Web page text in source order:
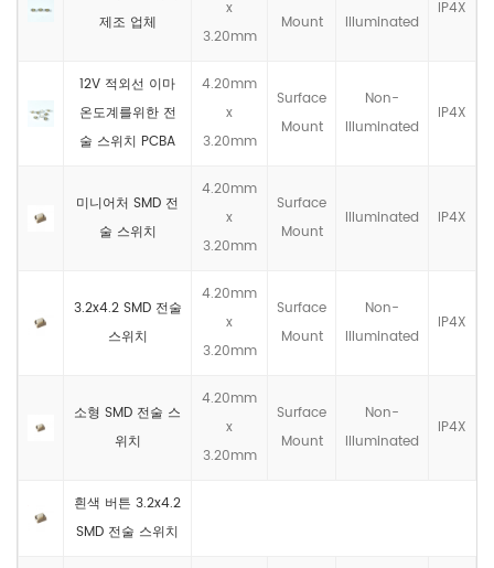
제조 업체
x
3.20mm
Mount
llluminated
IP4X
12V 적외선 이마
온도계를위한 전
술 스위치 PCBA
4.20mm
x
3.20mm
Surface
Mount
Non-
llluminated
IP4X
미니어처 SMD 전
술 스위치
4.20mm
x
3.20mm
Surface
Mount
llluminated IP4X
3.2x4.2 SMD 전술
스위치
4.20mm
x
3.20mm
Surface
Mount
Non-
llluminated
IP4X
소형 SMD 전술 스
위치
4.20mm
x
3.20mm
Surface
Mount
Non-
llluminated
IP4X
흰색 버튼 3.2x4.2
SMD 전술 스위치